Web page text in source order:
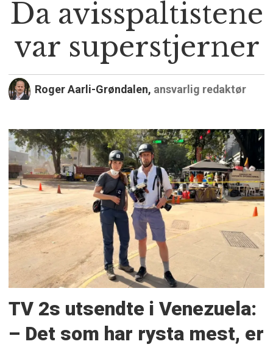
Da avisspaltistene
var superstjerner
Roger Aarli-Grøndalen, ansvarlig redaktør
TV 2s utsendte i Venezuela:
– Det som har rysta mest, er